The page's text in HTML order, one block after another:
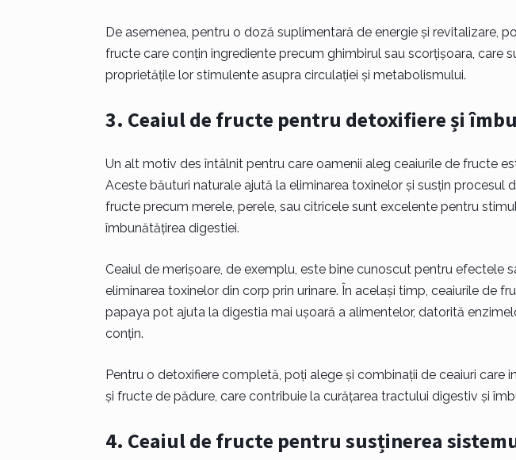
De asemenea, pentru o doză suplimentară de energie și revitalizare,
fructe care conțin ingrediente precum ghimbirul sau scorțișoara, care
proprietățile lor stimulente asupra circulației și metabolismului.
3. Ceaiul de fructe pentru detoxifiere și
Un alt motiv des întâlnit pentru care oamenii aleg ceaiurile de fructe
Aceste băuturi naturale ajută la eliminarea toxinelor și susțin procesul
fructe precum merele, perele, sau citricele sunt excelente pentru
îmbunătățirea digestiei.
Ceaiul de merișoare, de exemplu, este bine cunoscut pentru efectele
eliminarea toxinelor din corp prin urinare. În același timp, ceaiurile de
papaya pot ajuta la digestia mai ușoară a alimentelor, datorită
conțin.
Pentru o detoxifiere completă, poți alege și combinații de ceaiuri care
și fructe de pădure, care contribuie la curățarea tractului digestiv și
4. Ceaiul de fructe pentru susținerea